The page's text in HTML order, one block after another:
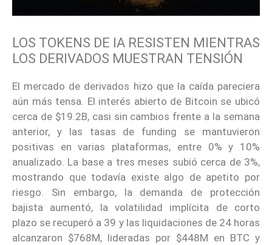
LOS TOKENS DE IA RESISTEN MIENTRAS
LOS DERIVADOS MUESTRAN TENSIÓN
El mercado de derivados hizo que la caída pareciera
aún más tensa. El interés abierto de Bitcoin se ubicó
cerca de $19.2B, casi sin cambios frente a la semana
anterior, y las tasas de funding se mantuvieron
positivas en varias plataformas, entre 0% y 10%
anualizado. La base a tres meses subió cerca de 3%,
mostrando que todavía existe algo de apetito por
riesgo. Sin embargo, la demanda de protección
bajista aumentó, la volatilidad implícita de corto
plazo se recuperó a 39 y las liquidaciones de 24 horas
alcanzaron $768M, lideradas por $448M en BTC y